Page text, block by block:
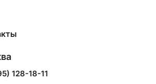
128-18-11